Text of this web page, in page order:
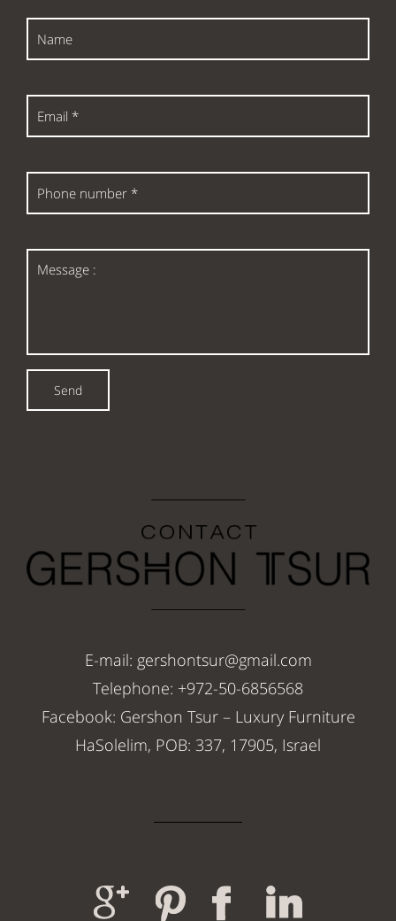
Name
Email
Phone
Message
Send
E-mail: gershontsur@gmail.com
Telephone: +972-50-6856568
Facebook: Gershon Tsur – Luxury Furniture
HaSolelim, POB: 337, 17905, Israel